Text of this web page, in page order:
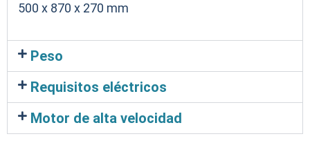
500 x 870 x 270 mm
Peso
Requisitos eléctricos
Motor de alta velocidad